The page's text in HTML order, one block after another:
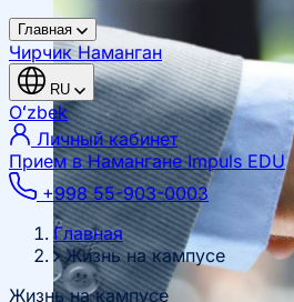
Главная
ЧирчикНаманган
RU
Oʻzbek
Личный кабинет
Прием в Намангане Impuls EDU
+998 55-903-0003
Главная
Жизнь на кампусе
Жизнь на кампусе